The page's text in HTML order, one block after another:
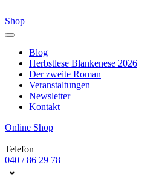
Shop
Blog
Herbstlese Blankenese 2026
Der zweite Roman
Veranstaltungen
Newsletter
Kontakt
Online Shop
Telefon
040 / 86 29 78